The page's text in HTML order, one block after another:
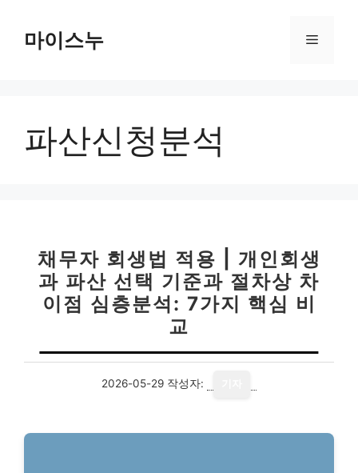
마이스누 메
파산신청분석
채무자 회생법 적용 | 개인회생
과 파산 선택 기준과 절차상 차
이점 심층분석: 7가지 핵심 비
교
2026-05-29 작성자: